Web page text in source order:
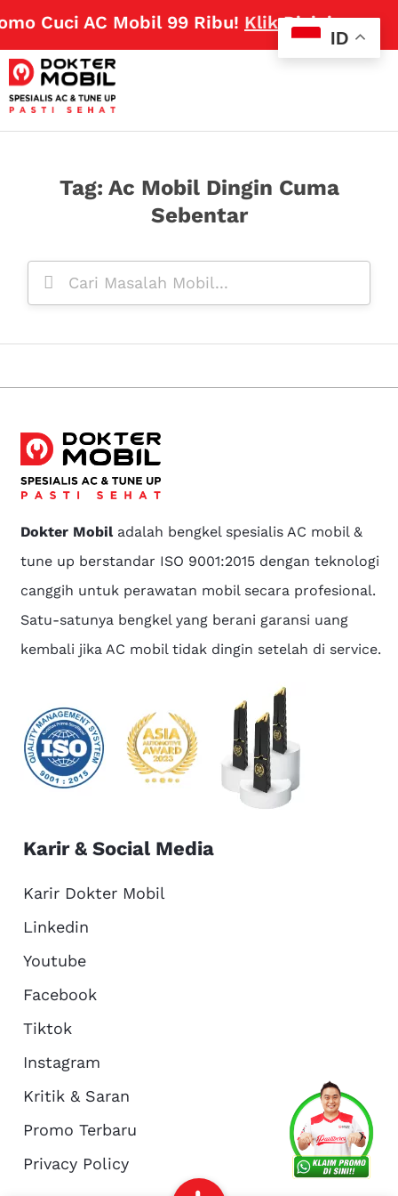
Cuci AC Mobil 99 Ribu!Klik Disini
About Us
Tag: Ac Mobil Dingin Cuma
Sebentar
Dokter Mobiladalah bengkel spesialis AC mobil &
tune up berstandar ISO 9001:2015 dengan teknologi
canggih untuk perawatan mobil secara profesional.
Satu-satunya bengkel yang berani garansi uang
kembali jika AC mobil tidak dingin setelah di service.
Karir & Social Media
Karir Dokter Mobil
Linkedin
Youtube
Facebook
Tiktok
Instagram
Kritik & Saran
Promo Terbaru
Privacy Policy
ID